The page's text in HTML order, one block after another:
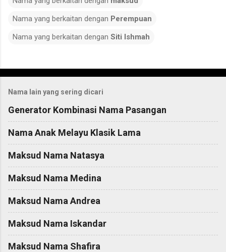
Nama yang berkaitan dengan Perempuan
Nama yang berkaitan dengan Siti Ishmah
o
m
m
e
n
Nama lain yang sering dicari
Generator Kombinasi Nama Pasangan
Nama Anak Melayu Klasik Lama
Maksud Nama Natasya
Maksud Nama Medina
Maksud Nama Andrea
Maksud Nama Iskandar
Maksud Nama Shafira